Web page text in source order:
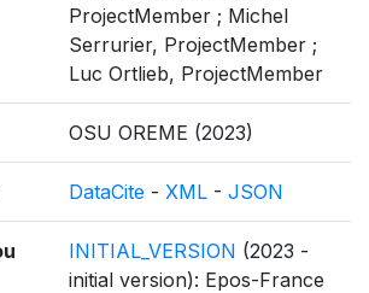
ProjectMember ; Michel
Serrurier, ProjectMember ;
Luc Ortlieb, ProjectMember
OSU OREME (2023)
DataCite - XML - JSON
INITIAL_VERSION (2023 -
initial version): Epos-France